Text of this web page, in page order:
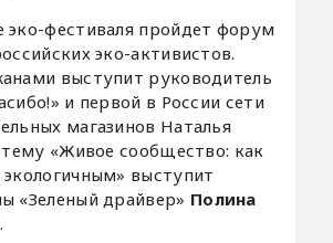
эко-фестиваля пройдет форум
эко-активистов.
выступит руководитель
и первой в России сети
магазинов Наталья
тему «Живое сообщество: как
выступит
«Зеленый драйвер» Полина
.